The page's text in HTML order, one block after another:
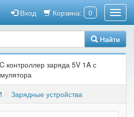
Корзина: 0
Вход
Найти
контроллер заряда 5V 1A с
Зарядные устройства